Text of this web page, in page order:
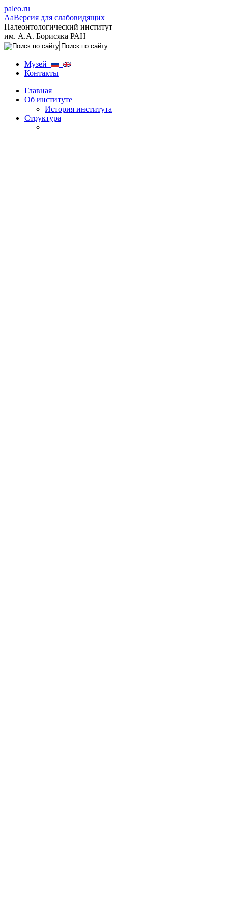
paleo.ru
AaВерсия для слабовидящих
Палеонтологический институт
им. А.А. Борисяка РАН
Музей
Контакты
Главная
Об институте
История института
Структура